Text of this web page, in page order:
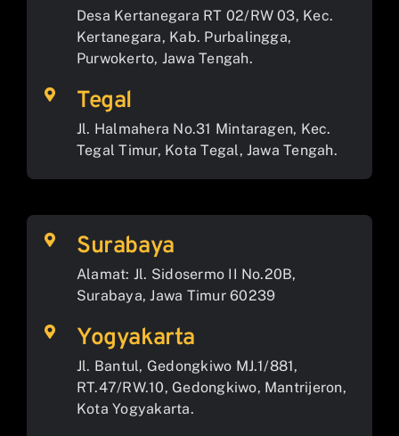
Desa Kertanegara RT 02/RW 03, Kec.
Kertanegara, Kab. Purbalingga,
Purwokerto, Jawa Tengah.
Tegal
Jl. Halmahera No.31 Mintaragen, Kec.
Tegal Timur, Kota Tegal, Jawa Tengah.
Surabaya
Alamat: Jl. Sidosermo II No.20B,
Surabaya, Jawa Timur 60239
Yogyakarta
Jl. Bantul, Gedongkiwo MJ.1/881,
RT.47/RW.10, Gedongkiwo, Mantrijeron,
Kota Yogyakarta.